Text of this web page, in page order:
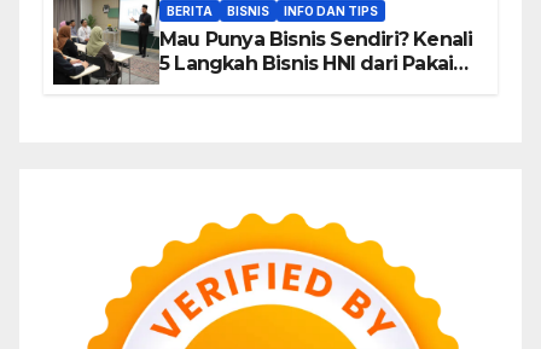
BERITA BISNIS INFO DAN TIPS
Mau Punya Bisnis Sendiri? Kenali
5 Langkah Bisnis HNI dari Pakai